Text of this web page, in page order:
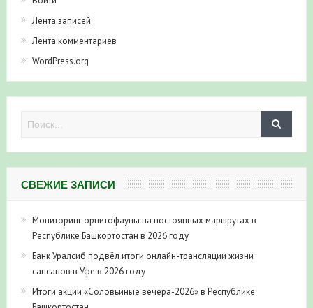
Лента записей
Лента комментариев
WordPress.org
СВЕЖИЕ ЗАПИСИ
Мониторинг орнитофауны на постоянных маршрутах в
Республике Башкортостан в 2026 году
Банк Уралсиб подвёл итоги онлайн-трансляции жизни
сапсанов в Уфе в 2026 году
Итоги акции «Соловьиные вечера-2026» в Республике